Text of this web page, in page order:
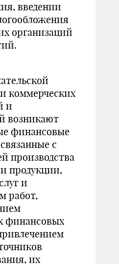
введении
организаций
коммерческих
и
возникают
финансовые
с
производства
продукции,
и
работ,
финансовых
их